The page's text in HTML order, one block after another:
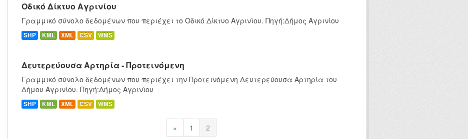
Οδικό Δίκτυο Αγρινίου
Γραμμικό σύνολο δεδομένων που περιέχει το Οδικό Δίκτυο Αγρινίου. Πηγή:Δήμος Αγρινίου
SHP KML XML CSV WMS
Δευτερεύουσα Αρτηρία - Προτεινόμενη
Γραμμικό σύνολο δεδομένων που περιέχει την Προτεινόμενη Δευτερεύουσα Αρτηρία του
Δήμου Αγρινίου. Πηγή:Δήμος Αγρινίου
SHP KML XML CSV WMS
« 1 2